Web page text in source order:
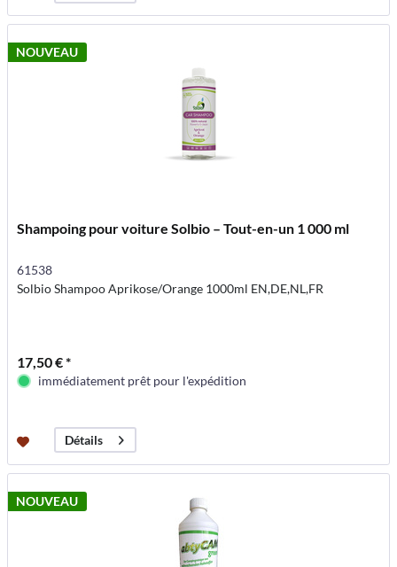
NOUVEAU
Shampoing pour voiture Solbio – Tout-en-un 1 000 ml
61538
Solbio Shampoo Aprikose/Orange 1000ml EN,DE,NL,FR
17,50 € *
immédiatement prêt pour l'expédition
Détails
NOUVEAU